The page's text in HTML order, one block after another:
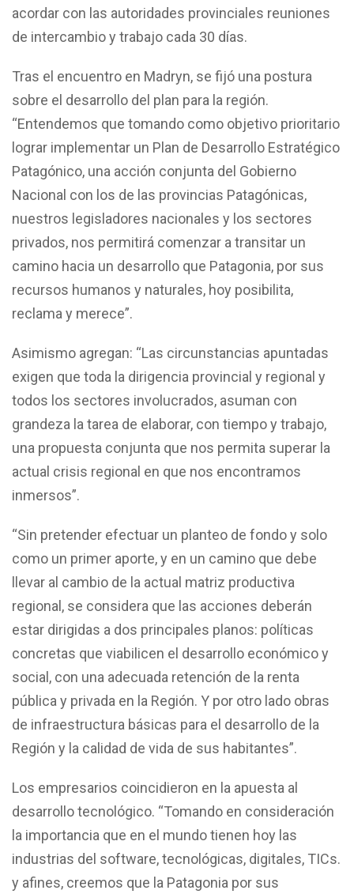
acordar con las autoridades provinciales reuniones
de intercambio y trabajo cada 30 días.
Tras el encuentro en Madryn, se fijó una postura
sobre el desarrollo del plan para la región.
“Entendemos que tomando como objetivo prioritario
lograr implementar un Plan de Desarrollo Estratégico
Patagónico, una acción conjunta del Gobierno
Nacional con los de las provincias Patagónicas,
nuestros legisladores nacionales y los sectores
privados, nos permitirá comenzar a transitar un
camino hacia un desarrollo que Patagonia, por sus
recursos humanos y naturales, hoy posibilita,
reclama y merece”.
Asimismo agregan: “Las circunstancias apuntadas
exigen que toda la dirigencia provincial y regional y
todos los sectores involucrados, asuman con
grandeza la tarea de elaborar, con tiempo y trabajo,
una propuesta conjunta que nos permita superar la
actual crisis regional en que nos encontramos
inmersos”.
“Sin pretender efectuar un planteo de fondo y solo
como un primer aporte, y en un camino que debe
llevar al cambio de la actual matriz productiva
regional, se considera que las acciones deberán
estar dirigidas a dos principales planos: políticas
concretas que viabilicen el desarrollo económico y
social, con una adecuada retención de la renta
pública y privada en la Región. Y por otro lado obras
de infraestructura básicas para el desarrollo de la
Región y la calidad de vida de sus habitantes”.
Los empresarios coincidieron en la apuesta al
desarrollo tecnológico. “Tomando en consideración
la importancia que en el mundo tienen hoy las
industrias del software, tecnológicas, digitales, TICs.
y afines, creemos que la Patagonia por sus